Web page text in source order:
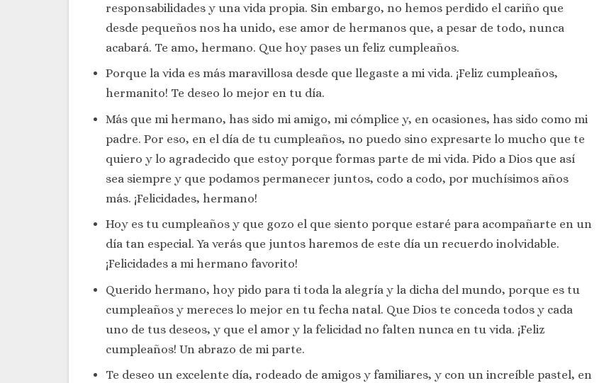
responsabilidades y una vida propia. Sin embargo, no hemos perdido el cariño que
desde pequeños nos ha unido, ese amor de hermanos que, a pesar de todo, nunca
acabará. Te amo, hermano. Que hoy pases un feliz cumpleaños.
Porque la vida es más maravillosa desde que llegaste a mi vida. ¡Feliz cumpleaños,
hermanito! Te deseo lo mejor en tu día.
Más que mi hermano, has sido mi amigo, mi cómplice y, en ocasiones, has sido como mi
padre. Por eso, en el día de tu cumpleaños, no puedo sino expresarte lo mucho que te
quiero y lo agradecido que estoy porque formas parte de mi vida. Pido a Dios que así
sea siempre y que podamos permanecer juntos, codo a codo, por muchísimos años
más. ¡Felicidades, hermano!
Hoy es tu cumpleaños y que gozo el que siento porque estaré para acompañarte en un
día tan especial. Ya verás que juntos haremos de este día un recuerdo inolvidable.
¡Felicidades a mi hermano favorito!
Querido hermano, hoy pido para ti toda la alegría y la dicha del mundo, porque es tu
cumpleaños y mereces lo mejor en tu fecha natal. Que Dios te conceda todos y cada
uno de tus deseos, y que el amor y la felicidad no falten nunca en tu vida. ¡Feliz
cumpleaños! Un abrazo de mi parte.
Te deseo un excelente día, rodeado de amigos y familiares, y con un increíble pastel, en